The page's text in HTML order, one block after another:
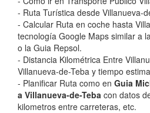
- Ruta Turística desde Villanueva-
- Calcular Ruta en coche hasta
tecnología Google Maps similar a
o la Guia Repsol.
- Distancia Kilométrica Entre
Villanueva-de-Teba y tiempo
- Planificar Ruta como en Guia
a Villanueva-de-Teba con datos
kilometros entre carreteras, etc.